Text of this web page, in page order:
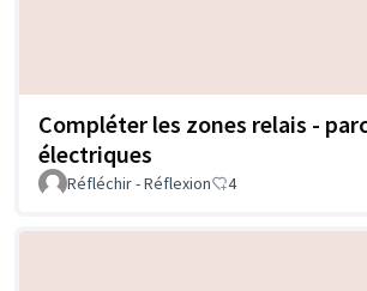
Compléter les zones relais -
électriques
Réfléchir - Réflexion 4